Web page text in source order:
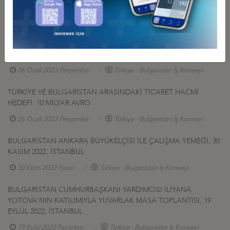
KASIM 2023, İSTANBUL
24 Kasım 2023 Cuma Türkiye - Bulgaristan İş Konseyi
26 Ocak 2023 Perşembe Türkiye - Bulgaristan İş Konseyi
TÜRKİYE VE BULGARİSTAN ARASINDAKİ TİCARET HACMİ
HEDEFİ: 10 MİLYAR AVRO
26 Ocak 2023 Perşembe Türkiye - Bulgaristan İş Konseyi
BULGARİSTAN ANKARA BÜYÜKELÇİSİ İLE ÇALIŞMA YEMEĞİ, 30
KASIM 2022, İSTANBUL
30 Ekim 2022 Pazar Türkiye - Bulgaristan İş Konseyi
BULGARİSTAN CUMHURBAŞKANI YARDIMCISI İLİYANA
YOTOVA'NIN KATILIMIYLA YUVARLAK MASA TOPLANTISI, 19
EYLÜL 2022, İSTANBUL
19 Eylül 2022 Pazartesi Türkiye - Bulgaristan İş Konseyi